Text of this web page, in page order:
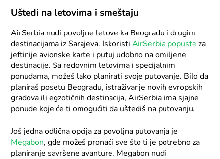
Uštedi na letovima i smeštaju
AirSerbia nudi povoljne letove ka Beogradu i drugim
destinacijama iz Sarajeva. IskoristiAirSerbia popuste za
jeftinije avionske karte i putuj udobno na omiljene
destinacije. Sa redovnim letovima i specijalnim
ponudama, možeš lako planirati svoje putovanje. Bilo da
planiraš posetu Beogradu, istraživanje novih evropskih
gradova ili egzotičnih destinacija, AirSerbia ima sjajne
ponude koje će ti omogućiti da uštediš na putovanju.
Još jedna odlična opcija za povoljna putovanja je
Megabon, gde možeš pronaći sve što ti je potrebno za
planiranje savršene avanture. Megabon nudi